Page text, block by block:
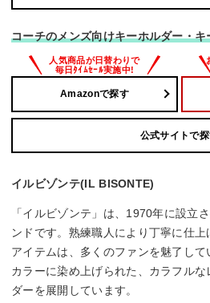
コーチのメンズ向けキーホルダー・
Amazonで探す
公式サイトで
イルビゾンテ(IL BISONTE)
「イルビゾンテ」は、1970年に設立
ンドです。熟練職人により丁寧に仕
アイテムは、多くのファンを魅了し
カラーに染め上げられた、カラフル
ダーを展開しています。